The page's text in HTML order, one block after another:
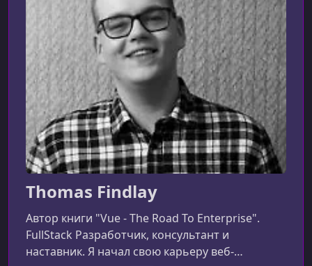
Thomas Findlay
Автор книги "Vue - The Road To Enterprise".
FullStack Разработчик, консультант и
наставник. Я начал свою карьеру веб-